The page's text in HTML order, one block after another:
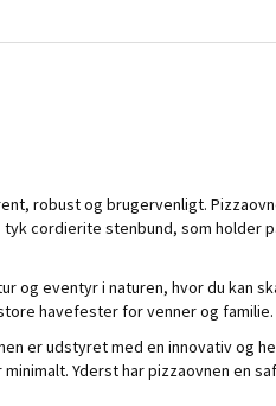
robust og brugervenligt.
cordierite stenbund, som holder
og eventyr i naturen, hvor du kan
havefester for venner og familie.
er udstyret med en innovativ og
Yderst har pizzaovnen en